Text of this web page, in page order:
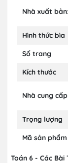
Nhà xuất bản:
Hình thức bìa
Số trang
Kích thước
Nhà cung cấp
Trọng lượng
Mã sản phẩm
Toán 6 - Các Bài